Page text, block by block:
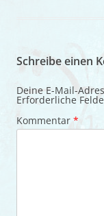
Schreibe einen
Deine E-Mail-
Erforderliche
Kommentar *